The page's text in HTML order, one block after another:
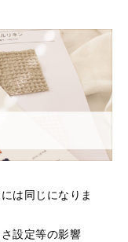
は同じになりま
設定等の影響